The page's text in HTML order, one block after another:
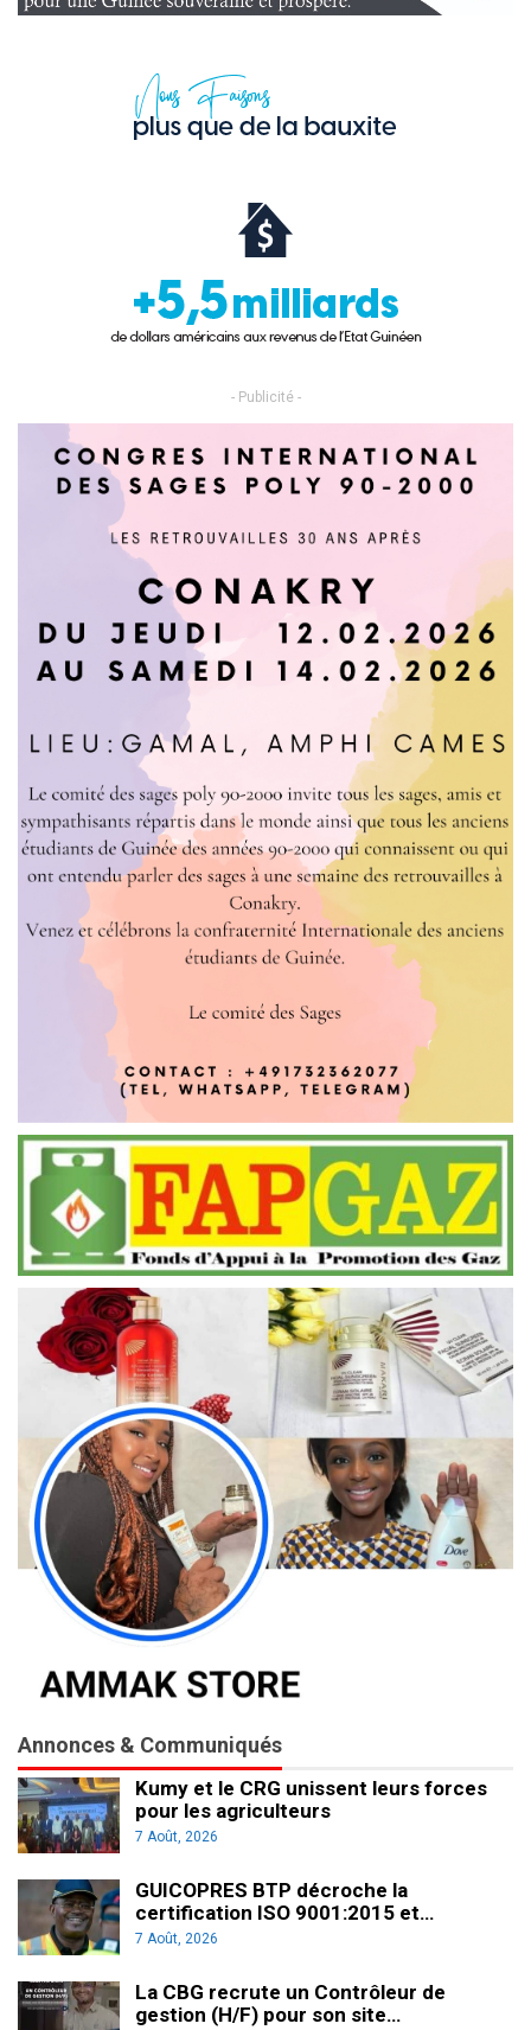
- Publicité -
Annonces & Communiqués
Kumy et le CRG unissent leurs forces
pour les agriculteurs
7 Août, 2026
GUICOPRES BTP décroche la
certification ISO 9001:2015 et…
7 Août, 2026
La CBG recrute un Contrôleur de
gestion (H/F) pour son site…